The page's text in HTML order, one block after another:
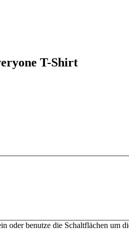
T-Shirt
oder benutze die Schaltflächen um